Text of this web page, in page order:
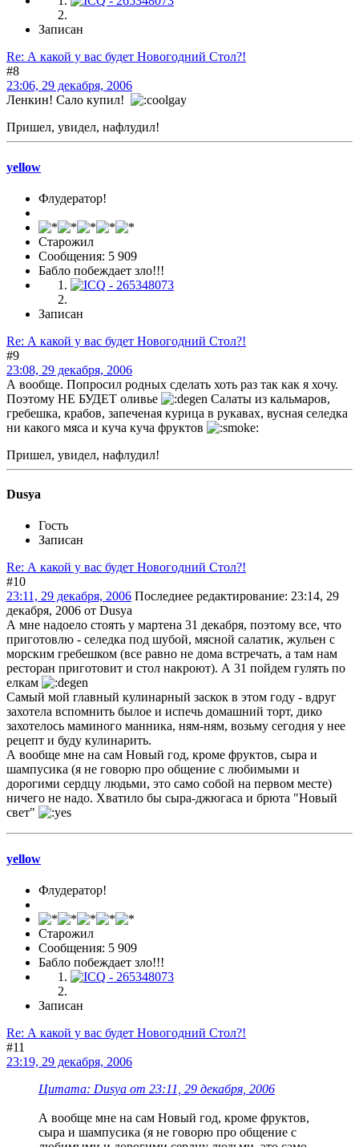
Записан
Re: А какой у вас будет Новогодний Стол?!
#8
23:06, 29 декабря, 2006
Ленкин! Сало купил!
Пришел, увидел, нафлудил!
yellow
Флудератор!
Старожил
Сообщения: 5 909
Бабло побеждает зло!!!
Записан
Re: А какой у вас будет Новогодний Стол?!
#9
23:08, 29 декабря, 2006
А вообще. Попросил родных сделать хоть раз так как я хочу.
Поэтому НЕ БУДЕТ оливье
Салаты из кальмаров,
гребешка, крабов, запеченая курица в рукавах, вусная селедка
ни какого мяса и куча куча фруктов
Пришел, увидел, нафлудил!
Dusya
Гость
Записан
Re: А какой у вас будет Новогодний Стол?!
#10
23:11, 29 декабря, 2006 Последнее редактирование: 23:14, 29
декабря, 2006 от Dusya
А мне надоело стоять у мартена 31 декабря, поэтому все, что
приготовлю - селедка под шубой, мясной салатик, жульен с
морским гребешком (все равно не дома встречать, а там нам
ресторан приготовит и стол накроют). А 31 пойдем гулять по
елкам
Самый мой главный кулинарный заскок в этом году - вдруг
захотела вспомнить былое и испечь домашний торт, дико
захотелось маминого манника, ням-ням, возьму сегодня у нее
рецепт и буду кулинарить.
А вообще мне на сам Новый год, кроме фруктов, сыра и
шампусика (я не говорю про общение с любимыми и
дорогими сердцу людьми, это само собой на первом месте)
ничего не надо. Хватило бы сыра-джюгаса и брюта "Новый
свет"
yellow
Флудератор!
Старожил
Сообщения: 5 909
Бабло побеждает зло!!!
Записан
Re: А какой у вас будет Новогодний Стол?!
#11
23:19, 29 декабря, 2006
Цитата: Dusya от 23:11, 29 декабря, 2006
А вообще мне на сам Новый год, кроме фруктов,
сыра и шампусика (я не говорю про общение с